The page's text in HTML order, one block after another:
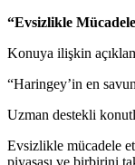
“Evsizlikle
Konuya ilişkin
“Haringey’in en
Uzman destekli
Evsizlikle mücadele
piyasası ve birbirini